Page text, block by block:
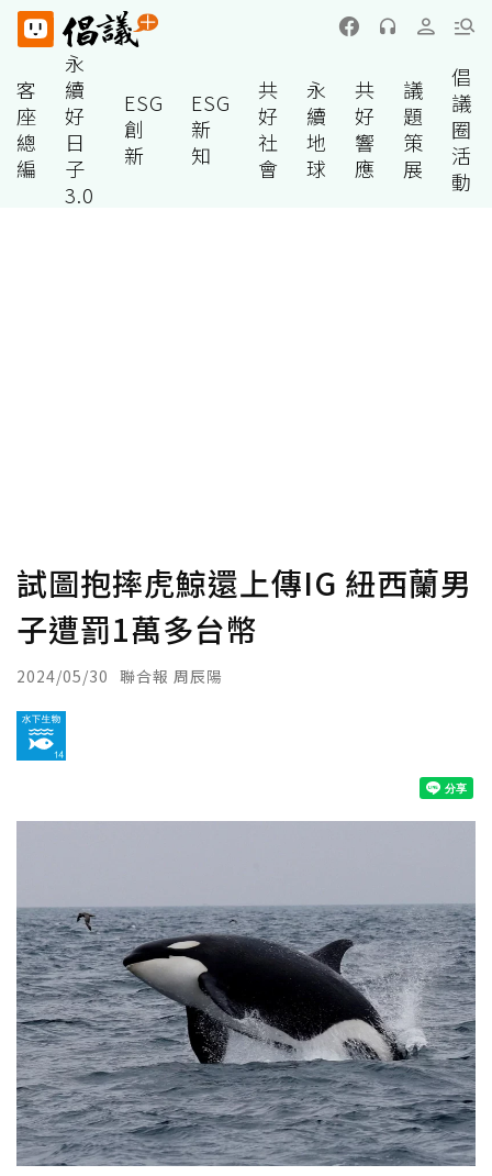
客
座
總
編
永
續
好
日
子
3.0
ESG
創
新
ESG
新
知
共
好
社
會
永
續
地
球
共
好
響
應
議
題
策
展
倡
議
圈
活
動
試圖抱摔虎鯨還上傳IG 紐西蘭男
子遭罰1萬多台幣
2024/05/30 聯合報 周辰陽